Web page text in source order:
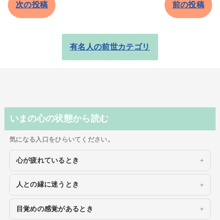
次の投稿 前の投稿
有名人の前世カテゴリ
いまの心の状態から読む
気になる入口をひらいてください。
心が疲れているとき
人との縁に迷うとき
目覚めの感覚があるとき